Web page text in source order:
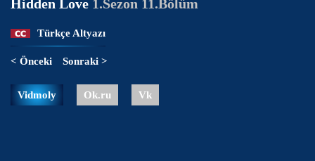
Hidden Love 1.Sezon 11.Bölüm
Türkçe Altyazı
< Önceki Sonraki >
Vidmoly Ok.ru Vk